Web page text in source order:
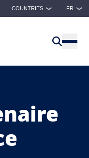
COUNTRIES ❯ FR ❯